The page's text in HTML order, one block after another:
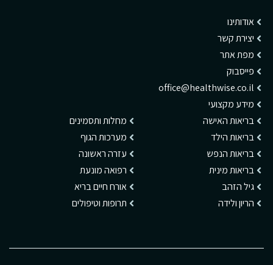
אודותינו
יצירת קשר
מפת אתר
פייסבוק
office@healthwise.co.il
מידע מקצועי
בריאות האישה
בריאות הילד
בריאות הנפש
בריאות מינית
גיל הזהב
הריון ולידה
מחלות ותסמינים
מערכות הגוף
עזרה ראשונה
רפואה מונעת
אורח חיים בריא
תרופות וטיפולים